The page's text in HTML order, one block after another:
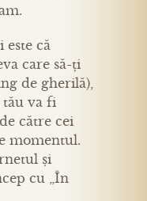
este că
care să-ți
de gherilă),
tău va fi
către cei
momentul.
și
cu „În